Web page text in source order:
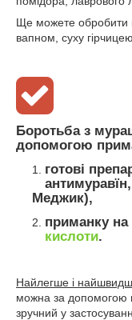
Ще можете
вапном, суху
Боротьба з
допомогою
готові
Меджик),
приманку на
кислоти.
Найлегше і
можна за допомогою
зручний у